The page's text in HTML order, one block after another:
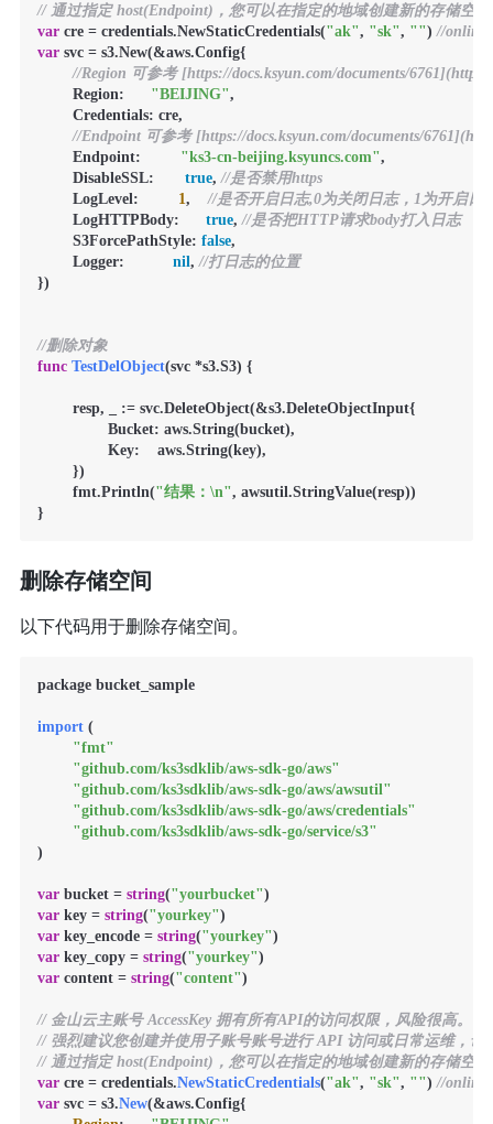
// 通过指定 host(Endpoint)，您可以在指定的地域创建新的存储空
var cre = credentials.NewStaticCredentials("ak", "sk", "") //online
var svc = s3.New(&aws.Config{
//Region 可参考 [https://docs.ksyun.com/documents/
        Region:
"BEIJING",
        Credentials: cre,
//Endpoint 可参考 [https://docs.ksyun.com/documents/
        Endpoint:
"ks3-cn-beijing.ksyuncs.com",
        DisableSSL:
true, //是否禁用https
        LogLevel:
1, //是否开启日志,0为关闭日志，1为开启日
        LogHTTPBody:
true, //是否把HTTP请求body打入日志
        S3ForcePathStyle:
false,
        Logger:
nil, //打日志的位置
})
//删除对象
func TestDelObject(svc *s3.S3) {
        resp, _ := svc.DeleteObject(&s3.DeleteObjectInput{
                Bucket: aws.String(bucket),
                Key:    aws.String(key),
        })
        fmt.Println(
"结果：\n", awsutil.StringValue(resp))
删除存储空间
以下代码用于删除存储空间。
package bucket_sample
import (
"fmt"
"github.com/ks3sdklib/aws-sdk-go/aws"
"github.com/ks3sdklib/aws-sdk-go/aws/awsutil"
"github.com/ks3sdklib/aws-sdk-go/aws/credentials"
"github.com/ks3sdklib/aws-sdk-go/service/s3"
)
var bucket = string("yourbucket"
var key = string("yourkey"
var key_encode = string("yourkey"
var key_copy = string("yourkey"
var content = string("content")
// 金山云主账号 AccessKey 拥有所有API的访问权限，风险很高。
// 强烈建议您创建并使用子账号账号进行 API 访问或日常运维，请
// 通过指定 host(Endpoint)，您可以在指定的地域创建新的存储空
var cre = credentials.NewStaticCredentials("ak", "sk", "") //online
var svc = s3.New(&aws.Config{